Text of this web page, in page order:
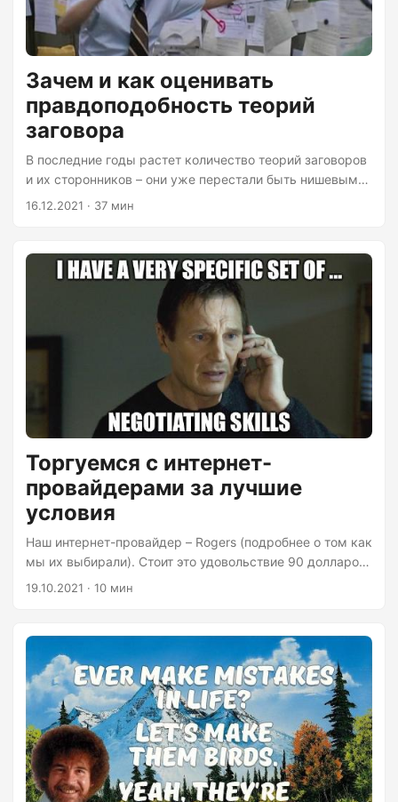
почти никак, то, может, и не стоит тратить на это
время....
Зачем и как оценивать
правдоподобность теорий
заговора
В последние годы растет количество теорий заговоров
и их сторонников – они уже перестали быть нишевым
явлением, а в некоторых областях претендуют на
информации работает плохо. Термины “заговор” и
“теории заговора” использую в буквальном, а не
уничижительном смысле: тайное соглашение группы
людей сделать что-то вопреки интересам не-
участников заговора и теория о существовании такого
соглашения соответственно....
16.12.2021 · 37 мин
Торгуемся с интернет-
провайдерами за лучшие
условия
Наш интернет-провайдер – Rogers (подробнее о том как
мы их выбирали). Стоит это удовольствие 90 долларов
≈ 5,5 тысяч рублей в месяц за 150 мегабит +
125 долларов + налог ≈ 9 тысяч рублей. Удорожание на
40 долларов в месяц на дороге не валяются, поэтому
ближе к делу я планировал выторговать условия
получше. Так совпало, что вынужденная смена жилья
пришлась как раз на окончание “льготного” периода,
лучше времени для смены оператора не придумаешь....
19.10.2021 · 10 мин